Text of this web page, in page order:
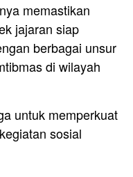
memastikan
jajaran siap
berbagai unsur
di wilayah
untuk memperkuat
sosial